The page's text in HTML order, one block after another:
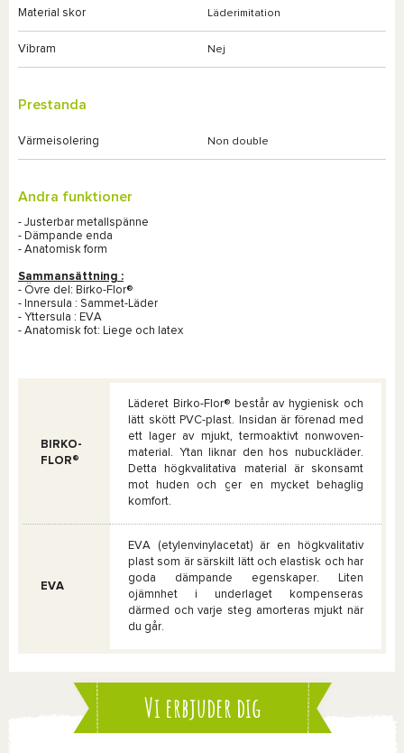
Material skor Läderimitation
Vibram Nej
Prestanda
Värmeisolering Non double
Andra funktioner
- Justerbar metallspänne
- Dämpande enda
- Anatomisk form
Sammansättning :
- Övre del: Birko-Flor®
- Innersula : Sammet-Läder
- Yttersula : EVA
- Anatomisk fot: Liege och latex
BIRKO-
FLOR®
Läderet Birko-Flor® består av hygienisk och
lätt skött PVC-plast. Insidan är förenad med
ett lager av mjukt, termoaktivt nonwoven-
material. Ytan liknar den hos nubuckläder.
Detta högkvalitativa material är skonsamt
mot huden och ger en mycket behaglig
komfort.
EVA
EVA (etylenvinylacetat) är en högkvalitativ
plast som är särskilt lätt och elastisk och har
goda dämpande egenskaper. Liten
ojämnhet i underlaget kompenseras
därmed och varje steg amorteras mjukt när
du går.
Vi erbjuder dig